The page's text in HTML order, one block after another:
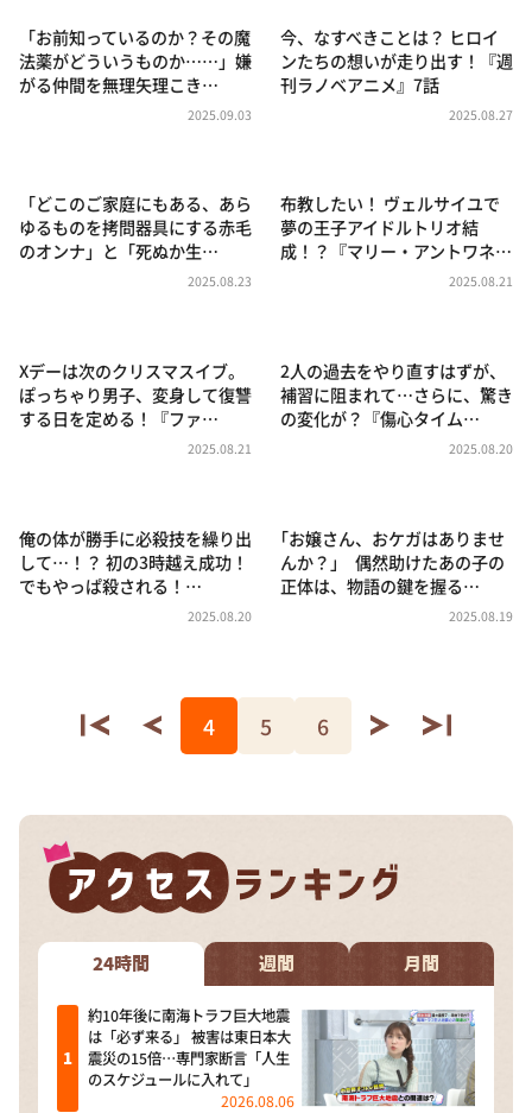
朝だ！生です旅サラダ
教えて！ニュースライブ 正義のミカタ
ポツンと一軒家
ザキ山小屋本館
「お前知っているのか？その魔
法薬がどういうものか⋯⋯」嫌
がる仲間を無理矢理こき…
2025.09.03
今、なすべきことは？ ヒロイ
ンたちの想いが走り出す！『週
刊ラノベアニメ』7話
2025.08.27
「どこのご家庭にもある、あら
ゆるものを拷問器具にする赤毛
のオンナ」と「死ぬか生…
2025.08.23
布教したい！ ヴェルサイユで
夢の王子アイドルトリオ結
成！？『マリー・アントワネ…
2025.08.21
Xデーは次のクリスマスイブ。
ぽっちゃり男子、変身して復讐
する日を定める！『ファ…
2025.08.21
2人の過去をやり直すはずが、
補習に阻まれて…さらに、驚き
の変化が？『傷心タイム…
2025.08.20
俺の体が勝手に必殺技を繰り出
して…！？ 初の3時越え成功！
でもやっぱ殺される！…
2025.08.20
｢お嬢さん、おケガはありませ
んか？｣ 偶然助けたあの子の
正体は、物語の鍵を握る…
2025.08.19
4 5 6
24時間 週間 月間
約10年後に南海トラフ巨大地震
は「必ず来る」 被害は東日本大
震災の15倍…専門家断言「人生
のスケジュールに入れて」
2026.08.06